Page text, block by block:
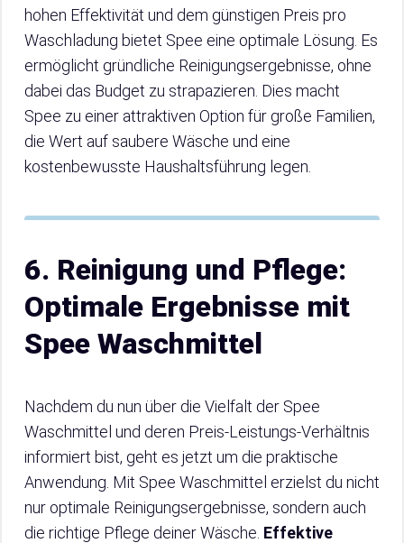
hohen Effektivität und dem günstigen Preis pro
Waschladung bietet Spee eine optimale Lösung. Es
ermöglicht gründliche Reinigungsergebnisse, ohne
dabei das Budget zu strapazieren. Dies macht
Spee zu einer attraktiven Option für große Familien,
die Wert auf saubere Wäsche und eine
kostenbewusste Haushaltsführung legen.
6. Reinigung und Pflege:
Optimale Ergebnisse mit
Spee Waschmittel
Nachdem du nun über die Vielfalt der Spee
Waschmittel und deren Preis-Leistungs-Verhältnis
informiert bist, geht es jetzt um die praktische
Anwendung. Mit Spee Waschmittel erzielst du nicht
nur optimale Reinigungsergebnisse, sondern auch
die richtige Pflege deiner Wäsche. Effektive